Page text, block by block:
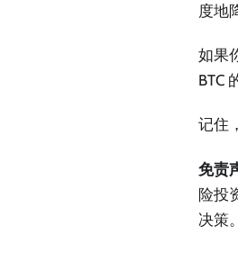
度地
如果
BTC
记住
免责
险投
决策